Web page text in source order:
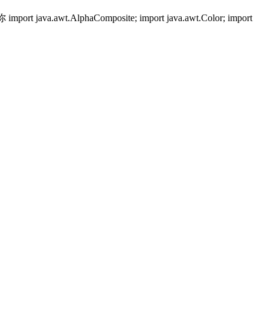
java.awt.AlphaComposite; import java.awt.Color; import